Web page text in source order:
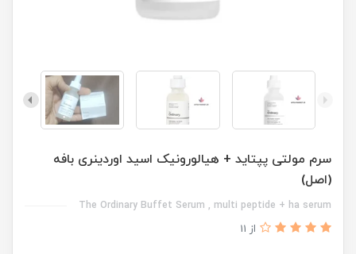
سرم مولتی پپتاید + هیالورونیک اسید اوردینری بافه
(اصل)
The Ordinary Buffet Serum , multi peptide + ha serum
از 11